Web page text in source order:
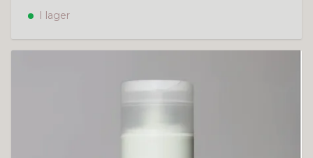
I lager